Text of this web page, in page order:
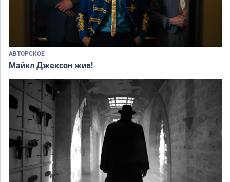
АВТОРСКОЕ
Майкл Джексон жив!